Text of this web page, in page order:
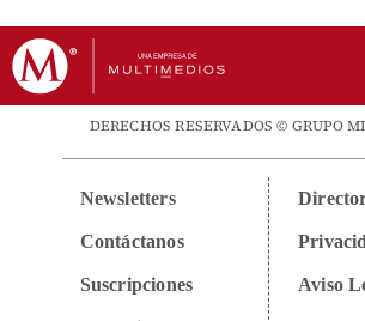
DERECHOS RESERVADOS © GRUPO
Newsletters
Contáctanos
Suscripciones Aviso